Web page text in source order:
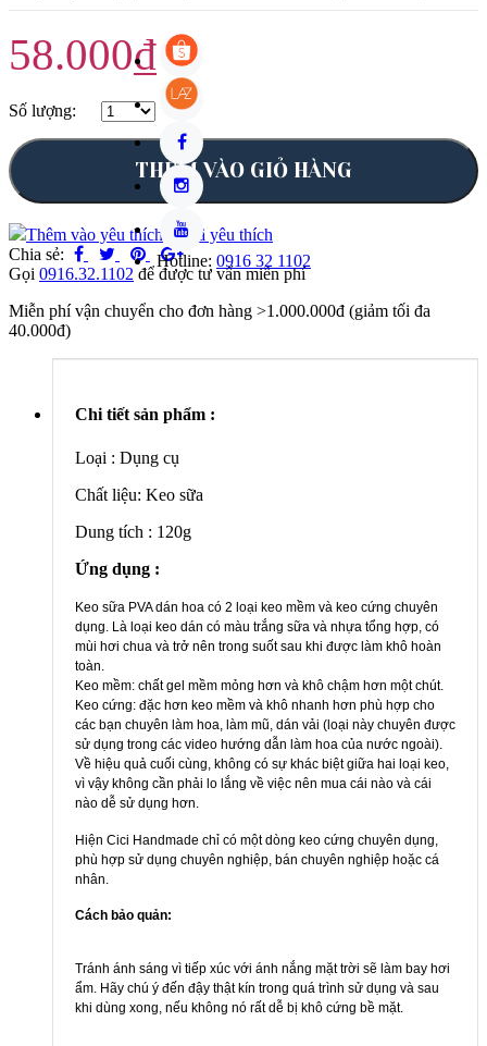
Hotline: 0916 32 1102
58.000₫
Số lượng:
THÊM VÀO GIỎ HÀNG
Thêm vào yêu thích
Đã yêu thích
Chia sẻ:
Gọi 0916.32.1102 để được tư vấn miễn phí
Miễn phí vận chuyển cho đơn hàng >1.000.000đ (giảm tối đa
40.000đ)
Chi tiết sản phẩm :
Loại : Dụng cụ
Chất liệu: Keo sữa
Dung tích : 120g
Ứng dụng :
Keo sữa PVA dán hoa có 2 loại keo mềm và keo cứng chuyên
dụng. Là loại keo dán có màu trắng sữa và nhựa tổng hợp, có
mùi hơi chua và trở nên trong suốt sau khi được làm khô hoàn
toàn.
Keo mềm: chất gel mềm mỏng hơn và khô chậm hơn một chút.
Keo cứng: đặc hơn keo mềm và khô nhanh hơn phù hợp cho
các bạn chuyên làm hoa, làm mũ, dán vải (loại này chuyên được
sử dụng trong các video hướng dẫn làm hoa của nước ngoài).
Về hiệu quả cuối cùng, không có sự khác biệt giữa hai loại keo,
vì vậy không cần phải lo lắng về việc nên mua cái nào và cái
nào dễ sử dụng hơn.
Hiện Cici Handmade chỉ có một dòng keo cứng chuyên dụng,
phù hợp sử dụng chuyên nghiệp, bán chuyên nghiệp hoặc cá
nhân.
Cách bảo quản:
Tránh ánh sáng vì tiếp xúc với ánh nắng mặt trời sẽ làm bay hơi
ẩm. Hãy chú ý đến đậy thật kín trong quá trình sử dụng và sau
khi dùng xong, nếu không nó rất dễ bị khô cứng bề mặt.